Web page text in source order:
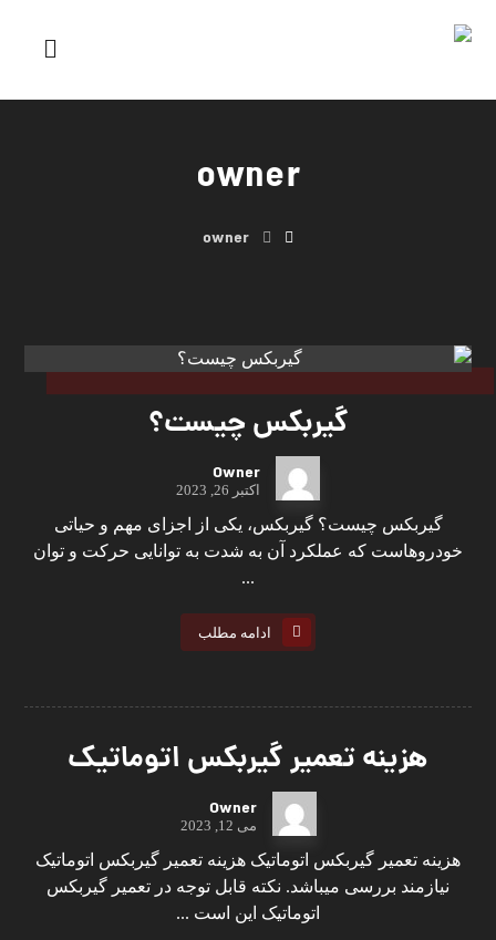
owner
owner
گیربکس چیست؟
Owner
اکتبر 26, 2023
گیربکس چیست؟ گیربکس، یکی از اجزای مهم و حیاتی
خودروهاست که عملکرد آن به شدت به توانایی حرکت و توان
...
ادامه مطلب
هزینه تعمیر گیربکس اتوماتیک
Owner
می 12, 2023
هزینه تعمیر گیربکس اتوماتیک هزینه تعمیر گیربکس اتوماتیک
نیازمند بررسی میباشد. نکته قابل توجه در تعمیر گیربکس
اتوماتیک این است ...